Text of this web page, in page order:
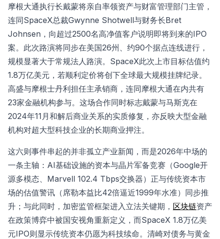
摩根大通执行长戴蒙将亲自率领资产与财富管理部门主管，
连同SpaceX总裁Gwynne Shotwell与财务长Bret
Johnsen，向超过2500名高净值客户说明即将到来的IPO
案。此次路演将同步在美国26州、约90个据点连线进行，
规模显著大于常规法人路演。SpaceX此次上市目标估值约
1.8万亿美元，若顺利定价将创下全球最大规模挂牌纪录。
高盛与摩根士丹利担任主承销商，连同摩根大通在内共有
23家金融机构参与。这场合作同时标志戴蒙与马斯克在
2024年11月和解后商业关系的实质修复，亦反映大型金融
机构对超大型科技企业的长期商业押注。
这六则事件串起的并非孤立产业新闻，而是2026年中场的
一条主轴：AI基础设施的资本与晶片军备竞赛（Google开
源多模态、Marvell 102.4 Tbps交换器）正与传统资本市
场的估值警讯（席勒本益比42倍逼近1999年水准）同步推
升；与此同时，加密监管框架进入立法关键期， 区块链资产
在政策博弈中被国安视角重新定义，而SpaceX 1.8万亿美
元IPO则显示传统资本仍愿为科技续命。清崎对债务与黄金